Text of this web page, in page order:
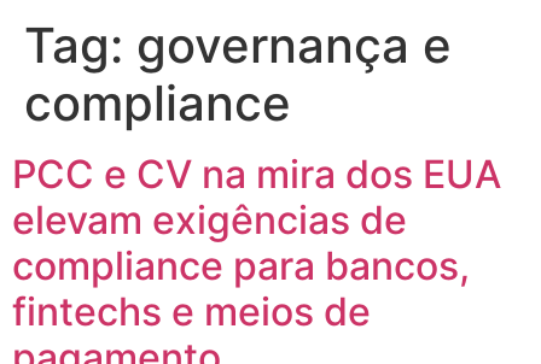
Tag: governança e
compliance
PCC e CV na mira dos EUA
elevam exigências de
compliance para bancos,
fintechs e meios de